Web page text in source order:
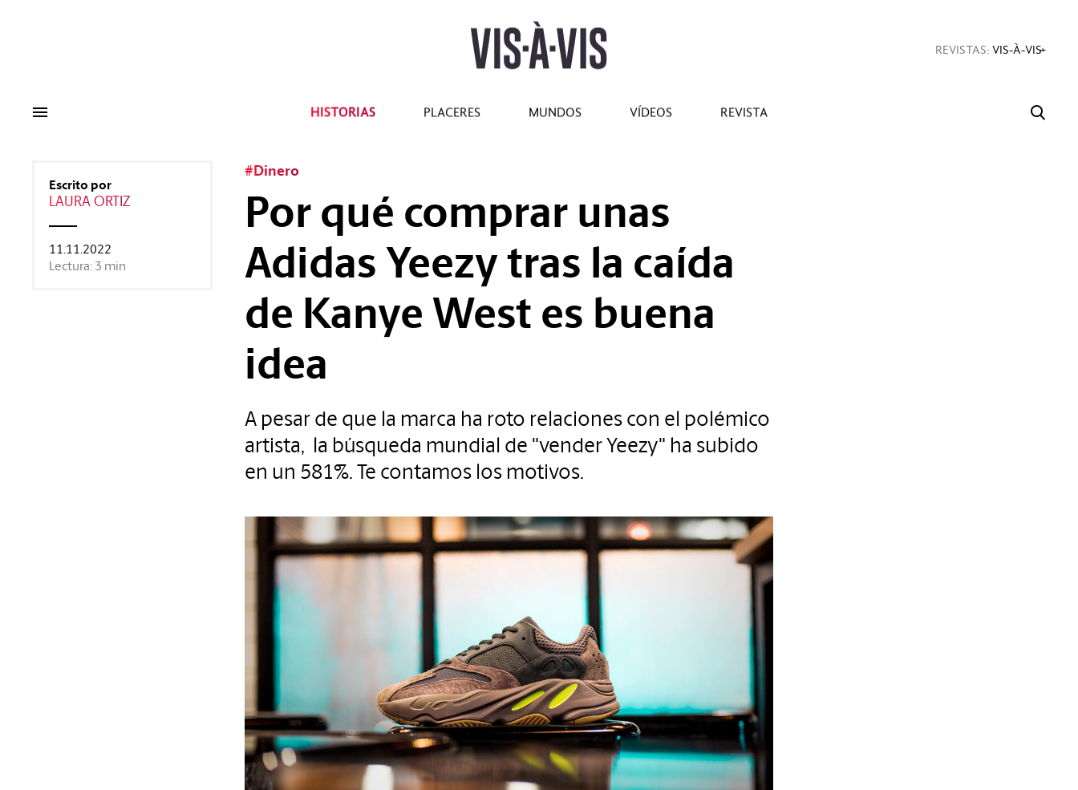
REVISTAS: VIS-À-VISMINE
HISTORIAS PLACERES MUNDOS VÍDEOS REVISTA
#Dinero
Por qué comprar unas
Adidas Yeezy tras la caída
de Kanye West es buena
idea
A pesar de que la marca ha roto relaciones con el polémico
artista, la búsqueda mundial de "vender Yeezy" ha subido
en un 581%. Te contamos los motivos.
Escrito por
LAURA ORTIZ
11.11.2022
Lectura: 3 min
#Pantallas #Planes